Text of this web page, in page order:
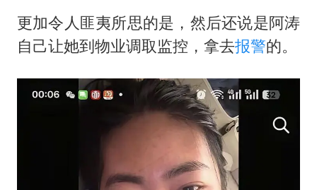
更加令人匪夷所思的是，然后还说是阿涛
自己让她到物业调取监控，拿去报警的。